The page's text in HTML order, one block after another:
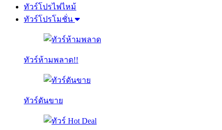
ทัวร์โปรไฟไหม้
ทัวร์โปรโมชั่น
ทัวร์ห้ามพลาด!!
ทัวร์ดันขาย